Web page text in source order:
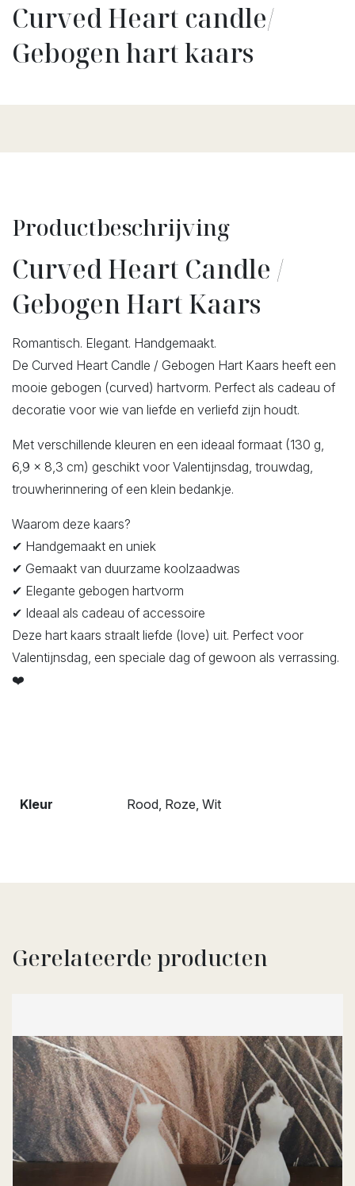
Curved Heart candle/
Gebogen hart kaars
Productbeschrijving
Curved Heart Candle /
Gebogen Hart Kaars
Romantisch. Elegant. Handgemaakt.
De Curved Heart Candle / Gebogen Hart Kaars heeft een
mooie gebogen (curved) hartvorm. Perfect als cadeau of
decoratie voor wie van liefde en verliefd zijn houdt.
Met verschillende kleuren en een ideaal formaat (130 g,
6,9 x 8,3 cm) geschikt voor Valentijnsdag, trouwdag,
trouwherinnering of een klein bedankje.
Waarom deze kaars?
✔ Handgemaakt en uniek
✔ Gemaakt van duurzame koolzaadwas
✔ Elegante gebogen hartvorm
✔ Ideaal als cadeau of accessoire
Deze hart kaars straalt liefde (love) uit. Perfect voor
Valentijnsdag, een speciale dag of gewoon als verrassing.
❤️
Kleur Rood, Roze, Wit
Gerelateerde producten